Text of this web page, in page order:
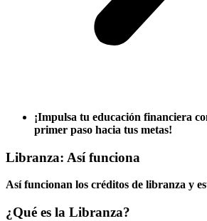
¡Impulsa tu educación financiera
primer paso hacia tus metas!
Libranza: Así funciona
Así funcionan los créditos de libranza y
¿Qué es la Libranza?